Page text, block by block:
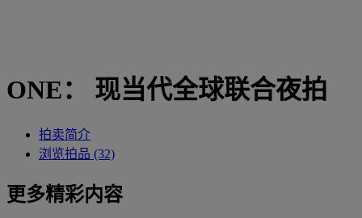
ONE： 现当代全球联合夜拍
拍卖简介
浏览拍品 (32)
更多精彩内容